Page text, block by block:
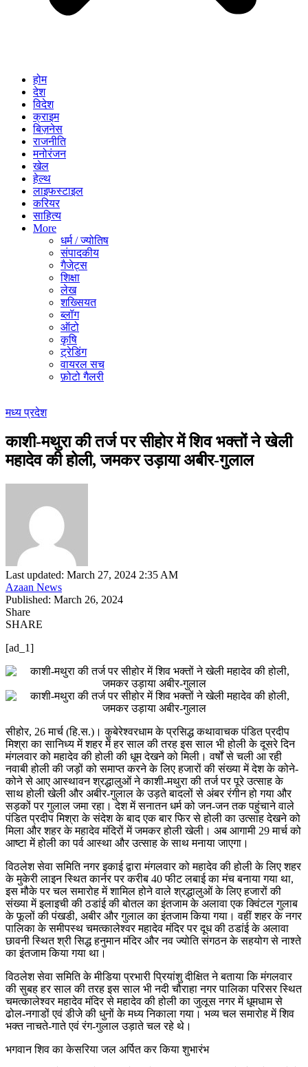
होम
देश
विदेश
क्राइम
बिज़नेस
राजनीति
मनोरंजन
खेल
हेल्थ
लाइफस्टाइल
करियर
साहित्य
More
धर्म / ज्योतिष
संपादकीय
गैजेट्स
शिक्षा
लेख
शख्सियत
ब्लॉग
ऑटो
कृषि
ट्रेडिंग
वायरल सच
फ़ोटो गैलरी
मध्य प्रदेश
काशी-मथुरा की तर्ज पर सीहोर में शिव भक्तों ने खेली
महादेव की होली, जमकर उड़ाया अबीर-गुलाल
Last updated: March 27, 2024 2:35 AM
Azaan News
Published: March 26, 2024
Share
SHARE
[ad_1]
सीहोर, 26 मार्च (हि.स.)। कुबेरेश्वरधाम के प्रसिद्ध कथावाचक पंडित प्रदीप
मिश्रा का सानिध्य में शहर में हर साल की तरह इस साल भी होली के दूसरे दिन
मंगलवार को महादेव की होली की धूम देखने को मिली। वर्षों से चली आ रही
नवाबी होली की जड़ों को समाप्त करने के लिए हजारों की संख्या में देश के कोने-
कोने से आए आस्थावन श्रद्धालुओं ने काशी-मथुरा की तर्ज पर पूरे उत्साह के
साथ होली खेली और अबीर-गुलाल के उड़ते बादलों से अंबर रंगीन हो गया और
सड़कों पर गुलाल जमा रहा। देश में सनातन धर्म को जन-जन तक पहुंचाने वाले
पंडित प्रदीप मिश्रा के संदेश के बाद एक बार फिर से होली का उत्साह देखने को
मिला और शहर के महादेव मंदिरों में जमकर होली खेली। अब आगामी 29 मार्च को
आष्टा में होली का पर्व आस्था और उत्साह के साथ मनाया जाएगा।
विठलेश सेवा समिति नगर इकाई द्वारा मंगलवार को महादेव की होली के लिए शहर
के मुकेरी लाइन स्थित कार्नर पर करीब 40 फीट लबाई का मंच बनाया गया था,
इस मौके पर चल समारोह में शामिल होने वाले श्रद्धालुओं के लिए हजारों की
संख्या में इलाइची की ठडांई की बोतल का इंतजाम के अलावा एक क्विंटल गुलाब
के फूलों की पंखडी, अबीर और गुलाल का इंतजाम किया गया। वहीं शहर के नगर
पालिका के समीपस्थ चमत्कालेश्वर महादेव मंदिर पर दूध की ठडांई के अलावा
छावनी स्थित श्री सिद्ध हनुमान मंदिर और नव ज्योति संगठन के सहयोग से नाश्ते
का इंतजाम किया गया था।
विठलेश सेवा समिति के मीडिया प्रभारी प्रियांशु दीक्षित ने बताया कि मंगलवार
की सुबह हर साल की तरह इस साल भी नदी चौराहा नगर पालिका परिसर स्थित
चमत्कालेश्वर महादेव मंदिर से महादेव की होली का जुलूस नगर में धूमधाम से
ढोल-नगाडों एवं डीजे की धुनों के मध्य निकाला गया। भव्य चल समारोह में शिव
भक्त नाचते-गाते एवं रंग-गुलाल उड़ाते चल रहे थे।
भगवान शिव का केसरिया जल अर्पित कर किया शुभारंभ